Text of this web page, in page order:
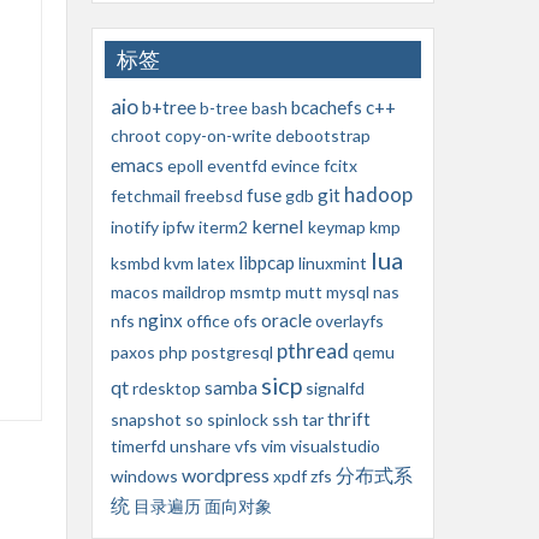
标签
aiob+treeb-treebash bcachefs c++
chroot copy-on-writedebootstrap
emacs epoll eventfd evincefcitx
fetchmail freebsd fuse gdb git hadoop
inotifyipfwiterm2 kernel keymap kmp
ksmbd kvm latex libpcap linuxmint lua
macos maildrop msmtp mutt mysql nas
nfs nginx officeofs oracleoverlayfs
paxos php postgresql pthread qemu
qtrdesktop samba sicp signalfd
snapshot so spinlock ssh tarthrift
timerfd unsharevfs vim visualstudio
windows wordpress xpdfzfs 分布式系
统 目录遍历面向对象